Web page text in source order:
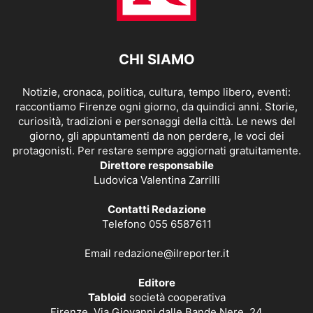
CHI SIAMO
Notizie, cronaca, politica, cultura, tempo libero, eventi:
raccontiamo Firenze ogni giorno, da quindici anni. Storie,
curiosità, tradizioni e personaggi della città. Le news del
giorno, gli appuntamenti da non perdere, le voci dei
protagonisti. Per restare sempre aggiornati gratuitamente.
Direttore responsabile
Ludovica Valentina Zarrilli
Contatti Redazione
Telefono 055 6587611
Email redazione@ilreporter.it
Editore
Tabloid società cooperativa